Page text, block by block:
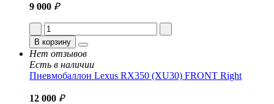
9 000 ₽
В корзину
Нет отзывов
Есть в наличии
Пневмобаллон Lexus RX350 (XU30) FRONT Right
12 000 ₽